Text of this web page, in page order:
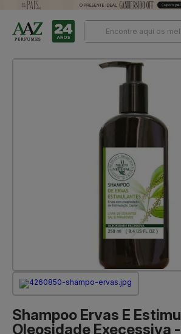
Shampoo Ervas E
Oleosidade Execessiva